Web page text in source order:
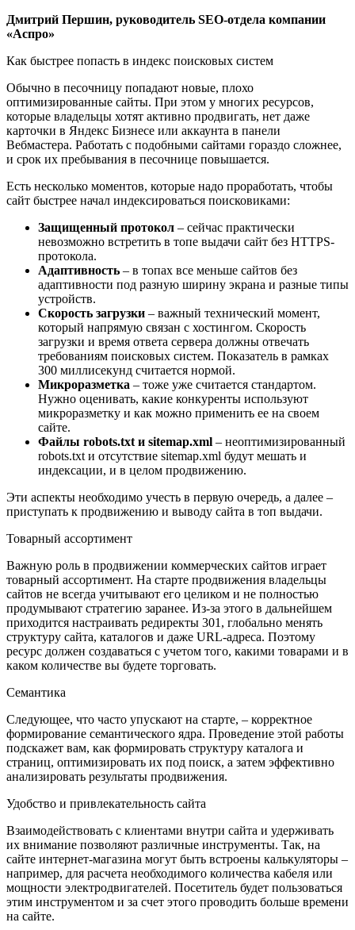
Дмитрий Першин, руководитель SEO-отдела компании
«Аспро»
Как быстрее попасть в индекс поисковых систем
Обычно в песочницу попадают новые, плохо
оптимизированные сайты. При этом у многих ресурсов,
которые владельцы хотят активно продвигать, нет даже
карточки в Яндекс Бизнесе или аккаунта в панели
Вебмастера. Работать с подобными сайтами гораздо сложнее,
и срок их пребывания в песочнице повышается.
Есть несколько моментов, которые надо проработать, чтобы
сайт быстрее начал индексироваться поисковиками:
Защищенный протокол – сейчас практически
невозможно встретить в топе выдачи сайт без HTTPS-
протокола.
Адаптивность – в топах все меньше сайтов без
адаптивности под разную ширину экрана и разные типы
устройств.
Скорость загрузки – важный технический момент,
который напрямую связан с хостингом. Скорость
загрузки и время ответа сервера должны отвечать
требованиям поисковых систем. Показатель в рамках
300 миллисекунд считается нормой.
Микроразметка – тоже уже считается стандартом.
Нужно оценивать, какие конкуренты используют
микроразметку и как можно применить ее на своем
сайте.
Файлы robots.txt и sitemap.xml – неоптимизированный
robots.txt и отсутствие sitemap.xml будут мешать и
индексации, и в целом продвижению.
Эти аспекты необходимо учесть в первую очередь, а далее –
приступать к продвижению и выводу сайта в топ выдачи.
Товарный ассортимент
Важную роль в продвижении коммерческих сайтов играет
товарный ассортимент. На старте продвижения владельцы
сайтов не всегда учитывают его целиком и не полностью
продумывают стратегию заранее. Из-за этого в дальнейшем
приходится настраивать редиректы 301, глобально менять
структуру сайта, каталогов и даже URL-адреса. Поэтому
ресурс должен создаваться с учетом того, какими товарами и в
каком количестве вы будете торговать.
Семантика
Следующее, что часто упускают на старте, – корректное
формирование семантического ядра. Проведение этой работы
подскажет вам, как формировать структуру каталога и
страниц, оптимизировать их под поиск, а затем эффективно
анализировать результаты продвижения.
Удобство и привлекательность сайта
Взаимодействовать с клиентами внутри сайта и удерживать
их внимание позволяют различные инструменты. Так, на
сайте интернет-магазина могут быть встроены калькуляторы –
например, для расчета необходимого количества кабеля или
мощности электродвигателей. Посетитель будет пользоваться
этим инструментом и за счет этого проводить больше времени
на сайте.